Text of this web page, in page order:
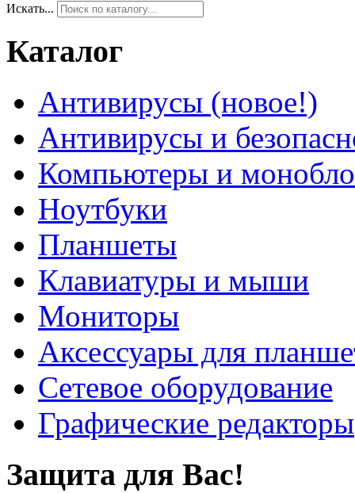
Искать...
Каталог
Антивирусы (новое!)
Антивирусы и
Компьютеры и
Ноутбуки
Планшеты
Клавиатуры и мыши
Мониторы
Аксессуары для
Сетевое оборудование
Графические редакторы
Защита для Вас!